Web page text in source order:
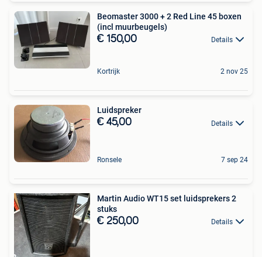
Beomaster 3000 + 2 Red Line 45 boxen
(incl muurbeugels)
€ 150,00 Details
Kortrijk 2 nov 25
Luidspreker
€ 45,00 Details
Ronsele 7 sep 24
Martin Audio WT15 set luidsprekers 2
stuks
€ 250,00 Details